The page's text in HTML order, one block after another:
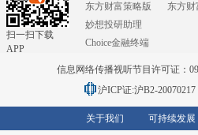
扫一扫下载
APP
东方财富策略版
妙想投研助理
Choice金融终端
东方财
信息网络传播视听节目许可证：
沪ICP证:沪B2-20070217
关于我们 可持续发展